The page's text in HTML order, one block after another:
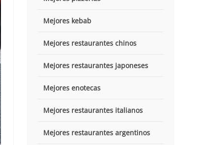
Mejores kebab
Mejores restaurantes chinos
Mejores restaurantes japoneses
Mejores enotecas
Mejores restaurantes italianos
Mejores restaurantes argentinos